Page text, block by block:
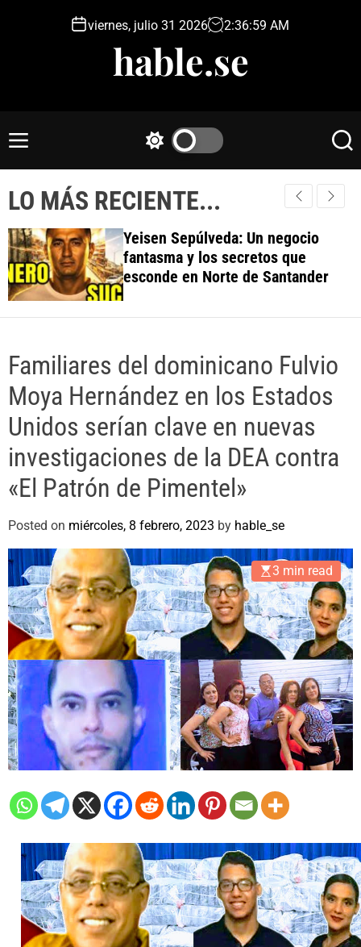
n
viernes, julio 31 2026 2:37:01 AM
hable.se
M
u
t
c
c
o
l
e
S
r
c
LO MÁS RECIENTE...
Yeisen Sepúlveda: Un negocio
fantasma y los secretos que
esconde en Norte de Santander
Familiares del dominicano Fulvio
Moya Hernández en los Estados
Unidos serían clave en nuevas
investigaciones de la DEA contra
«El Patrón de Pimentel»
Posted on miércoles, 8 febrero, 2023 by hable_se
3 min read